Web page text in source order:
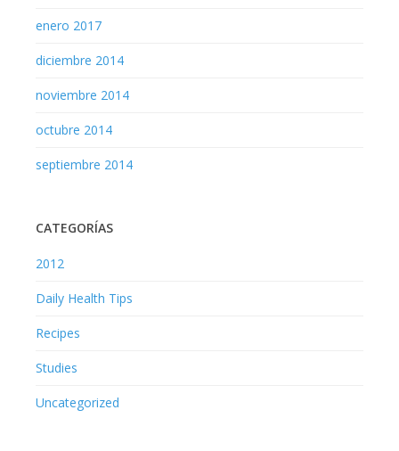
enero 2017
diciembre 2014
noviembre 2014
octubre 2014
septiembre 2014
CATEGORÍAS
2012
Daily Health Tips
Recipes
Studies
Uncategorized